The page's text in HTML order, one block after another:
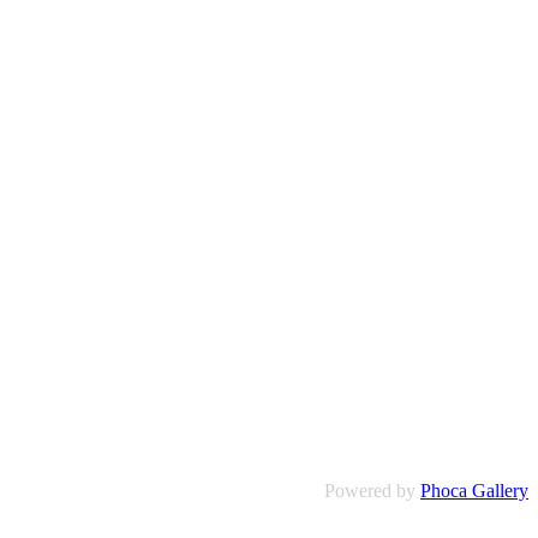
Powered by Phoca Gallery